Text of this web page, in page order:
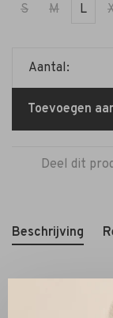
S M L
Aantal:
Toevoegen
Deel dit
Beschrijving
De Zenggi